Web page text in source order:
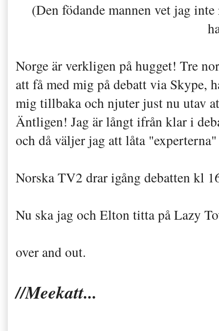
(Den födande mannen vet jag
Norge är verkligen på hugget! Tre
att få med mig på debatt via Skype,
mig tillbaka och njuter just nu utav
Äntligen! Jag är långt ifrån klar i
och då väljer jag att låta
Norska TV2 drar igång debatten kl
Nu ska jag och Elton titta på Lazy
over and out.
//Meekatt...